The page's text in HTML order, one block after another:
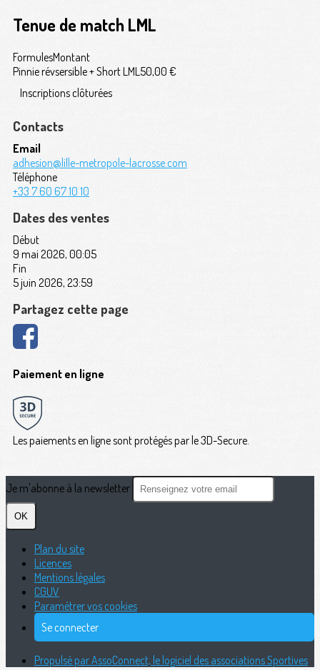
Tenue de match LML
FormulesMontant
Pinnie révsersible + Short LML 50,00 €
Inscriptions clôturées
Contacts
Email
adhesion@lille-metropole-lacrosse.com
Téléphone
+33 7 60 67 10 10
Dates des ventes
Début
9 mai 2026, 00:05
Fin
5 juin 2026, 23:59
Partagez cette page
Paiement en ligne
Les paiements en ligne sont protégés par le 3D-Secure.
Je m'abonne à la newsletter
OK
Plan du site
Licences
Mentions légales
CGUV
Paramétrer vos cookies
Se connecter
Propulsé par AssoConnect, le logiciel des associations Sportives